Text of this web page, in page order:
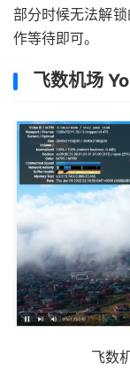
部分时候无法解
作等待即可。
飞数机场
飞数